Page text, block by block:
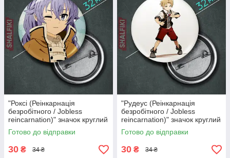
"Роксі (Реінкарнація
безробітного / Jobless
reincarnation)" значок круглий
на булавці Ø32 мм
Готово до відправки
30 ₴ 34 ₴
"Рудеус (Реінкарнація
безробітного / Jobless
reincarnation)" значок круглий
на булавці Ø32 мм
Готово до відправки
30 ₴ 34 ₴